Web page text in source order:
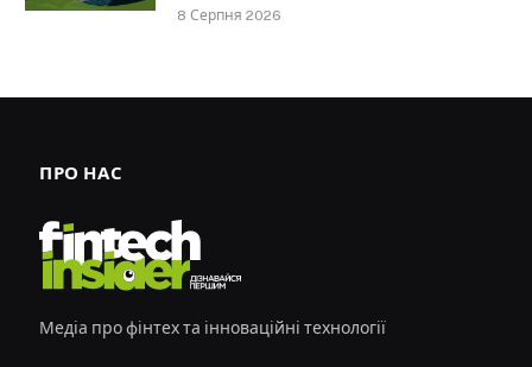
8 Серпня 2026
ПРО НАС
Медіа про фінтех та інноваційні технології